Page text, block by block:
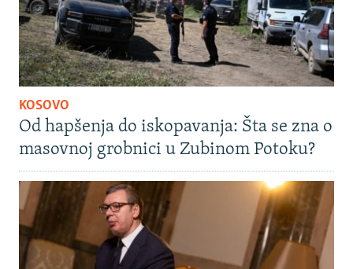
KOSOVO
Od hapšenja do iskopavanja: Šta se zna o
masovnoj grobnici u Zubinom Potoku?